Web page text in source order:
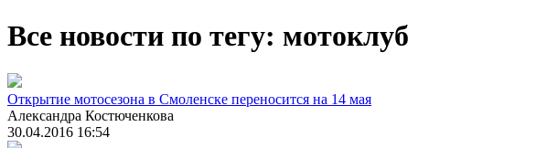
Все новости по тегу: мотоклуб
Открытие мотосезона в Смоленске переносится на 14 мая
Александра Костюченкова
30.04.2016 16:54